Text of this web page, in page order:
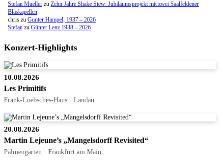
Stefan Mueller zu Zehn Jahre Shake Stew: Jubiläumsprojekt mit zwei Saalfeldener
Blaskapellen
chris zu Gunter Hampel, 1937 – 2026
Stefan zu Günter Lenz 1938 – 2026
Konzert-Highlights
10.08.2026
Les Primitifs
Frank-Loebsches-Haus · Landau
20.08.2026
Martin Lejeune’s „Mangelsdorff Revisited“
Palmengarten · Frankfurt am Main